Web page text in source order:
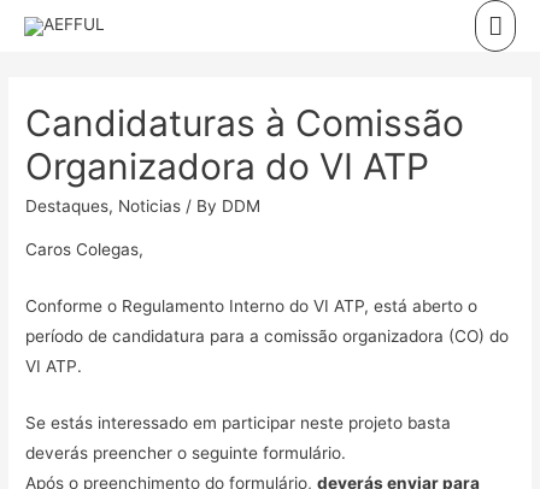
Skip
Candidaturas à Comissão
Organizadora do VI ATP
Destaques, Noticias / By DDM
Caros Colegas,
Conforme o Regulamento Interno do VI ATP, está aberto o
período de candidatura para a comissão organizadora (CO) do
VI ATP.
Se estás interessado em participar neste projeto basta
deverás preencher o seguinteformulário.
Após o preenchimento do formulário,deverás enviar para